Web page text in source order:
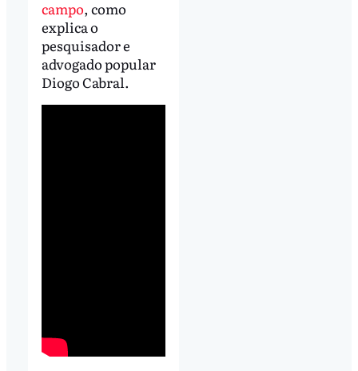
campo, como
explica o
pesquisador e
advogado popular
Diogo Cabral.